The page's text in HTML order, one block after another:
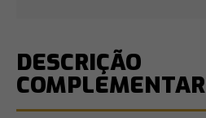
DESCRIÇÃO
COMPLEMENTAR